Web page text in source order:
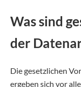
Was sind
der
Die gesetzlichen
ergeben sich vor